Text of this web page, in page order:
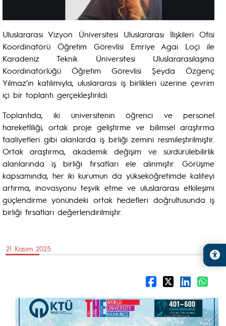
Uluslararası Vizyon Üniversitesi Uluslararası İlişkileri Ofisi
Koordinatörü Öğretim Görevlisi Emriye Agai Loçi ile
Karadeniz Teknik Üniversitesi Uluslararasılaşma
Koordinatörlüğü Öğretim Görevlisi Şeyda Özgenç
Yılmaz’ın katılımıyla, uluslararası iş birlikleri üzerine çevrim
içi bir toplantı gerçekleştirildi.
Toplantıda, iki üniversitenin öğrenci ve personel
hareketliliği, ortak proje geliştirme ve bilimsel araştırma
faaliyetleri gibi alanlarda iş birliği zemini resmileştirilmiştir.
Ortak araştırma, akademik değişim ve sürdürülebilirlik
alanlarında iş birliği fırsatları ele alınmıştır. Görüşme
kapsamında, her iki kurumun da yükseköğretimde kaliteyi
artırma, inovasyonu teşvik etme ve uluslararası etkileşimi
güçlendirme yönündeki ortak hedefleri doğrultusunda iş
birliği fırsatları değerlendirilmiştir.
21 Kasım 2025